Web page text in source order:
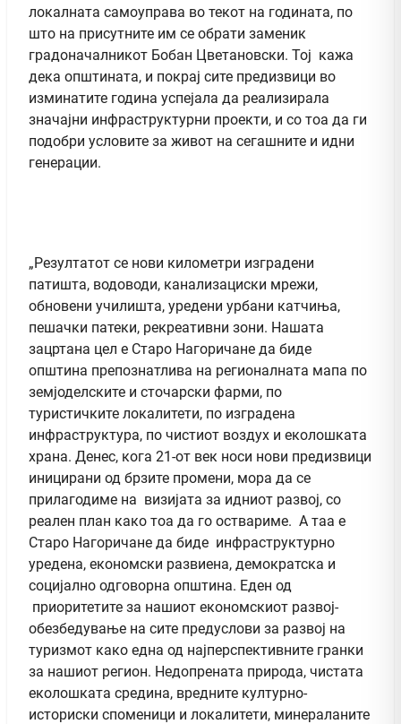
локалната самоуправа во текот на годината, по
што на присутните им се обрати заменик
градоначалникот Бобан Цветановски. Тој кажа
дека општината, и покрај сите предизвици во
изминатите година успејала да реализирала
значајни инфраструктурни проекти, и со тоа да ги
подобри условите за живот на сегашните и идни
генерации.
„Резултатот се нови километри изградени
патишта, водоводи, канализациски мрежи,
обновени училишта, уредени урбани катчиња,
пешачки патеки, рекреативни зони. Нашата
зацртана цел е Старо Нагоричане да биде
општина препознатлива на регионалната мапа по
земјоделските и сточарски фарми, по
туристичките локалитети, по изградена
инфраструктура, по чистиот воздух и еколошката
храна. Денес, кога 21-от век носи нови предизвици
иницирани од брзите промени, мора да се
прилагодиме на визијата за идниот развој, со
реален план како тоа да го оствариме. А таа е
Старо Нагоричане да биде инфраструктурно
уредена, економски развиена, демократска и
социјално одговорна општина. Еден од
приоритетите за нашиот економскиот развој-
обезбедување на сите предуслови за развој на
туризмот како една од најперспективните гранки
за нашиот регион. Недопрената природа, чистата
еколошката средина, вредните културно-
историски споменици и локалитети, минераланите